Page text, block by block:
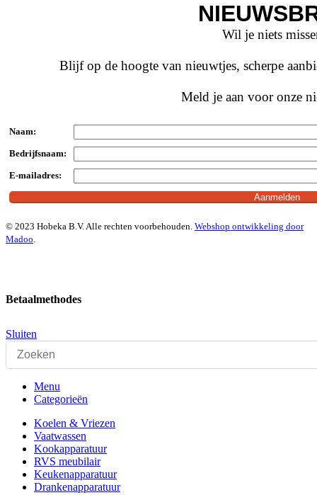
Wil je niets
Blijf op de hoogte van nieuwtjes, scherpe
Meld je aan voor onze
Naam:
Bedrijfsnaam:
E-mailadres:
© 2023 Hobeka B.V. Alle rechten voorbehouden. Webshop ontwikkeling door
Madoo.
Betaalmethodes
Sluiten
Menu
Categorieën
Koelen & Vriezen
Vaatwassen
Kookapparatuur
RVS meubilair
Keukenapparatuur
Drankenapparatuur